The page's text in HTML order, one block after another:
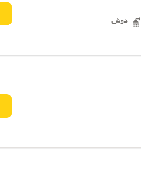
دوش